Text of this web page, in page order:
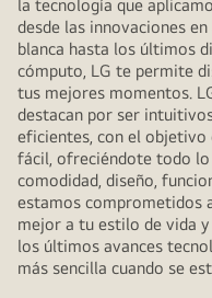
la tecnología que
desde las innovaciones
blanca hasta los últimos
cómputo, LG te permite
tus mejores momentos.
destacan por ser
eficientes, con el objetivo
fácil, ofreciéndote todo lo
comodidad, diseño,
estamos comprometidos
mejor a tu estilo de vida
los últimos avances
más sencilla cuando se